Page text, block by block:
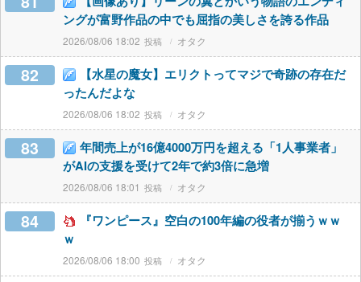
ングが富野作品の中でも屈指の美しさを誇る作品
2026/08/06 18:02 オタク
82
【水星の魔女】エリクトってマジで奇跡の存在だ
ったんだよな
2026/08/06 18:02 オタク
83
年間売上が16億4000万円を超える「1人事業者」
がAIの支援を受けて2年で約3倍に急増
2026/08/06 18:01 オタク
84
『ワンピース』空白の100年編の役者が揃うｗｗ
ｗ
2026/08/06 18:00 オタク